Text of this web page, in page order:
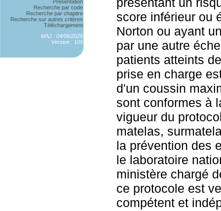
Présentation
Recherche par code
Recherche par chapitre
Recherche sur autres critères
Téléchargement
MAJ : 04/06/2026
Version : 105
score inférieur ou
Norton ou ayant
par une autre
patients atteints
prise en charge
d'un coussin
sont conformes à
vigueur du
matelas,
la prévention des
le laboratoire
ministère chargé
ce protocole est
compétent et